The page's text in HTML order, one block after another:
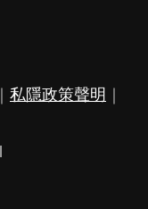
私隱政策聲明